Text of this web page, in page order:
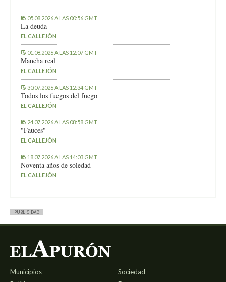
05.08.2026 A LAS 00:56 GMT
La deuda
EL CALLEJÓN
01.08.2026 A LAS 12:07 GMT
Mancha real
EL CALLEJÓN
30.07.2026 A LAS 12:34 GMT
Todos los fuegos del fuego
EL CALLEJÓN
24.07.2026 A LAS 08:58 GMT
"Fauces"
EL CALLEJÓN
18.07.2026 A LAS 14:03 GMT
Noventa años de soledad
EL CALLEJÓN
PUBLICIDAD
Municipios
Sociedad